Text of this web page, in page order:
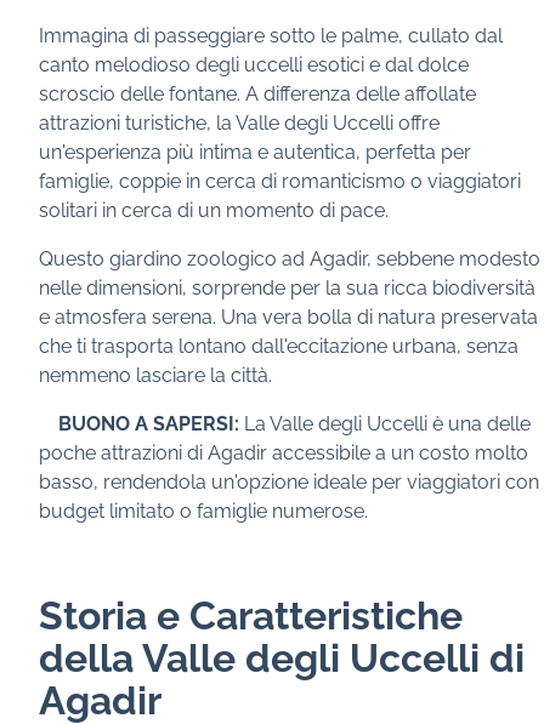
Immagina di passeggiare sotto le palme, cullato dal
canto melodioso degli uccelli esotici e dal dolce
scroscio delle fontane. A differenza delle affollate
attrazioni turistiche, la Valle degli Uccelli offre
un'esperienza più intima e autentica, perfetta per
famiglie, coppie in cerca di romanticismo o viaggiatori
solitari in cerca di un momento di pace.
Questo giardino zoologico ad Agadir, sebbene modesto
nelle dimensioni, sorprende per la sua ricca biodiversità
e atmosfera serena. Una vera bolla di natura preservata
che ti trasporta lontano dall'eccitazione urbana, senza
nemmeno lasciare la città.
BUONO A SAPERSI: La Valle degli Uccelli è una delle
poche attrazioni di Agadir accessibile a un costo molto
basso, rendendola un'opzione ideale per viaggiatori con
budget limitato o famiglie numerose.
Storia e Caratteristiche
della Valle degli Uccelli di
Agadir